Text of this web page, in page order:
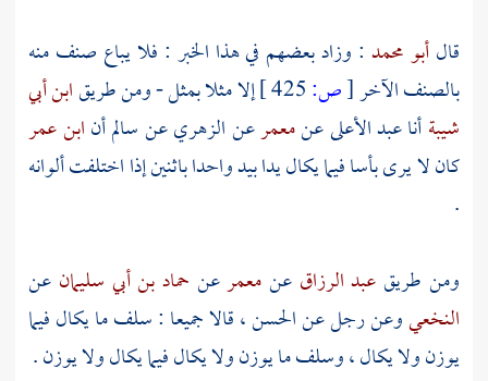
قالأبو محمد : وزاد بعضهم في هذا الخبر : فلا يباع صنف منه
بالصنف الآخر[ص: إلا مثلا بمثل - ومن طريقابن أبي
شيبةأناعبد الأعلىعنمعمرعنالزهريعنسالمأنابن عمر
كان لا يرى بأسا فيما يكال يدا بيد واحدا باثنين إذا اختلفت ألوانه
.
ومن طريقعبد الرزاق عنمعمرعن حماد بن أبي سليمان عن
النخعيوعن رجل عنالحسن، قالا جميعا : سلف ما يكال فيما
يوزن ولا يكال ، وسلف ما يوزن ولا يكال فيما يكال ولا يوزن .